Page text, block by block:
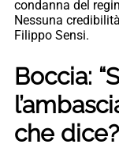
condanna del
Nessuna
Filippo Sensi.
Boccia:
che